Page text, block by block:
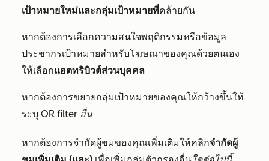
เป้าหมายใหม่และกลุ่มเป้าหมายที่คล้ายกัน
หากต้องการเลือกความสนใจพฤติกรรมหรือข้อมูล
ประชากรเป้าหมายสำหรับโฆษณาของคุณด้วยตนเอง
ให้เลือกแอตทริบิวต์ส่วนบุคคล
หากต้องการขยายกลุ่มเป้าหมายของคุณให้กว้างขึ้นให้
ระบุ OR filter อื่น
หากต้องการจำกัดผู้ชมของคุณเพิ่มเติมให้คลิกจำกัดผู้